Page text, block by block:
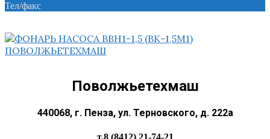
Тел/факс
Поволжьетехмаш
440068, г. Пенза, ул. Терновского, д. 222а
т.8 (8412) 21-74-21